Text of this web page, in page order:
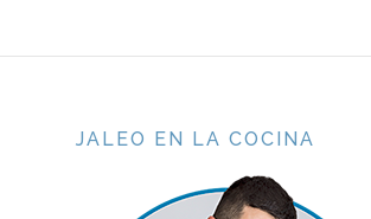
JALEO EN LA COCINA